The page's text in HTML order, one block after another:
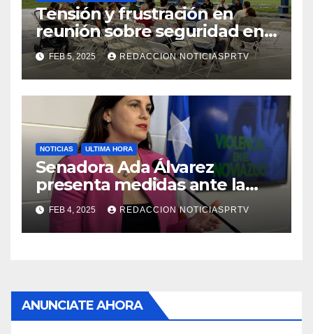
Tensión y frustración en
reunión sobre seguridad en
Reparto Metropolitano
FEB 5, 2025 REDACCION NOTICIASPRTV
NOTICIAS ULTIMA HORA
Senadora Ada Álvarez
presenta medidas ante la
violencia en el noviazgo
FEB 4, 2025 REDACCION NOTICIASPRTV
ANUNCIATE AHORA